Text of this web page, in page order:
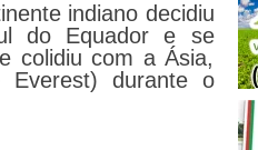
indiano decidiu
do Equador e se
colidiu com a Ásia,
Everest) durante o